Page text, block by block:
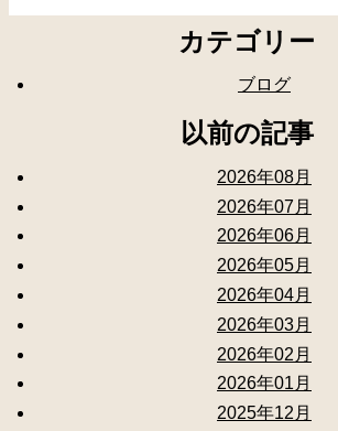
カテゴリー
ブログ
以前の記事
2026年08月
2026年07月
2026年06月
2026年05月
2026年04月
2026年03月
2026年02月
2026年01月
2025年12月